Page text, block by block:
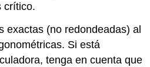
crítico.
exactas (no redondeadas) al
Si está
tenga en cuenta que